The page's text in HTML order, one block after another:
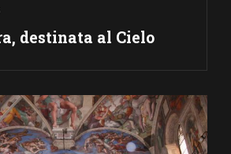
destinata al Cielo